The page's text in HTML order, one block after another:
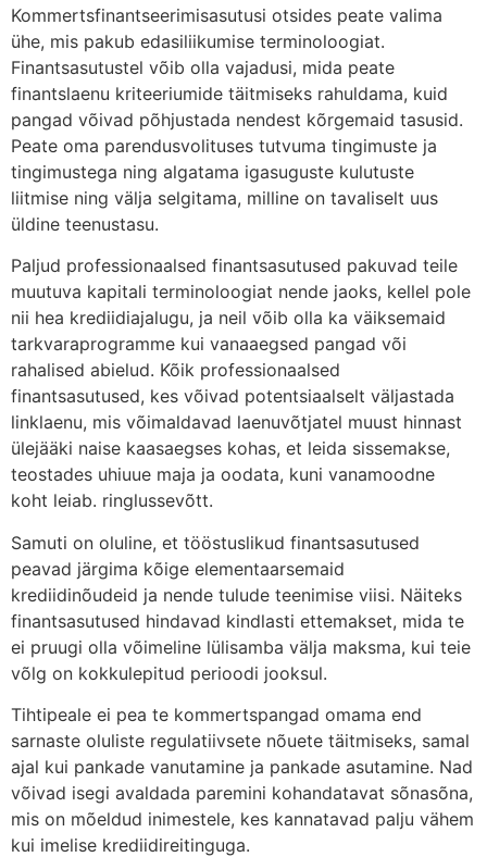
Kommertsfinantseerimisasutusi otsides peate valima
ühe, mis pakub edasiliikumise terminoloogiat.
Finantsasutustel võib olla vajadusi, mida peate
finantslaenu kriteeriumide täitmiseks rahuldama, kuid
pangad võivad põhjustada nendest kõrgemaid tasusid.
Peate oma parendusvolituses tutvuma tingimuste ja
tingimustega ning algatama igasuguste kulutuste
liitmise ning välja selgitama, milline on tavaliselt uus
üldine teenustasu.
Paljud professionaalsed finantsasutused pakuvad teile
muutuva kapitali terminoloogiat nende jaoks, kellel pole
nii hea krediidiajalugu, ja neil võib olla ka väiksemaid
tarkvaraprogramme kui vanaaegsed pangad või
rahalised abielud. Kõik professionaalsed
finantsasutused, kes võivad potentsiaalselt väljastada
linklaenu, mis võimaldavad laenuvõtjatel muust hinnast
ülejääki naise kaasaegses kohas, et leida sissemakse,
teostades uhiuue maja ja oodata, kuni vanamoodne
koht leiab. ringlussevõtt.
Samuti on oluline, et tööstuslikud finantsasutused
peavad järgima kõige elementaarsemaid
krediidinõudeid ja nende tulude teenimise viisi. Näiteks
finantsasutused hindavad kindlasti ettemakset, mida te
ei pruugi olla võimeline lülisamba välja maksma, kui teie
võlg on kokkulepitud perioodi jooksul.
Tihtipeale ei pea te kommertspangad omama end
sarnaste oluliste regulatiivsete nõuete täitmiseks, samal
ajal kui pankade vanutamine ja pankade asutamine. Nad
võivad isegi avaldada paremini kohandatavat sõnasõna,
mis on mõeldud inimestele, kes kannatavad palju vähem
kui imelise krediidireitinguga.